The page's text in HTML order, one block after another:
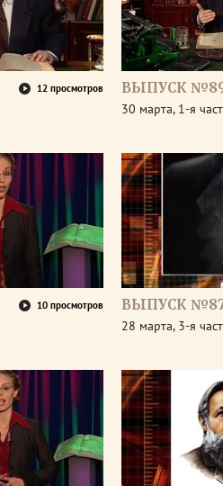
12 просмотров ВЫПУСК
30 марта, 1-я
10 просмотров ВЫПУСК
28 марта, 3-я